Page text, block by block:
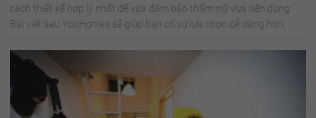
cách thiết kế hợp lý nhất để vừa đảm bảo thẩm mỹ vừa tiện dụng.
Bài viết sau YouHomes sẽ giúp bạn có sự lựa chọn dễ dàng hơn.